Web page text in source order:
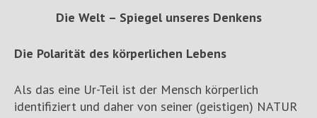
Die Welt – Spiegel unseres Denkens
Die Polarität des körperlichen Lebens
Als das eine Ur-Teil ist der Mensch körperlich
identifiziert und daher von seiner (geistigen) NATUR